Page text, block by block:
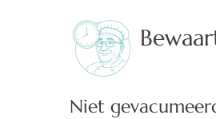
Niet